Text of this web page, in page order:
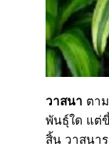
วาสนา ตา
พันธุ์ใด แต่
สิ้น วาสนา